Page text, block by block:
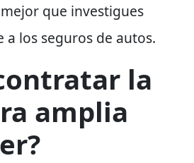
que investigues
los seguros de autos.
la
amplia